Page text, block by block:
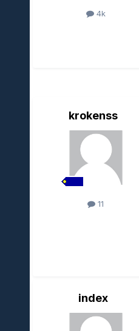
4k
krokenss
11
index